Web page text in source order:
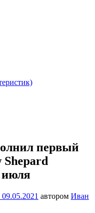
первый
Shepard
июля
09.05.2021 автором Иван